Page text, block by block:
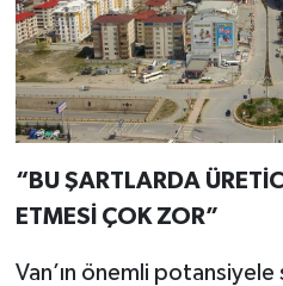
“BU ŞARTLARDA
ETMESİ ÇOK ZOR”
Van’ın önemli